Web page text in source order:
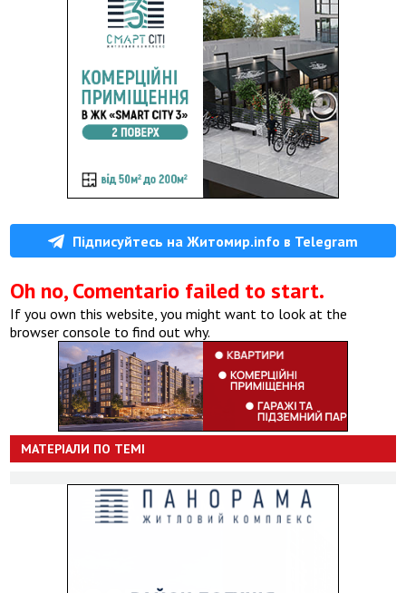
Підписуйтесь на Житомир.info в Telegram
Oh no, Comentario failed to start.
If you own this website, you might want to look at the
browser console to find out why.
МАТЕРІАЛИ ПО ТЕМІ